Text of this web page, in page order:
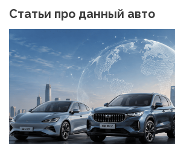
Статьи про данный авто